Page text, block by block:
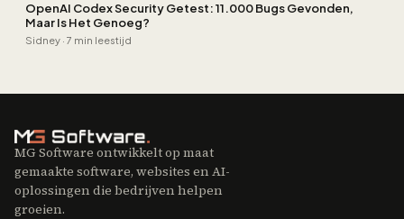
OpenAI Codex Security Getest: 11.000 Bugs Gevonden,
Maar Is Het Genoeg?
Sidney · 7 min leestijd
MG Software ontwikkelt op maat
gemaakte software, websites en AI-
oplossingen die bedrijven helpen
groeien.